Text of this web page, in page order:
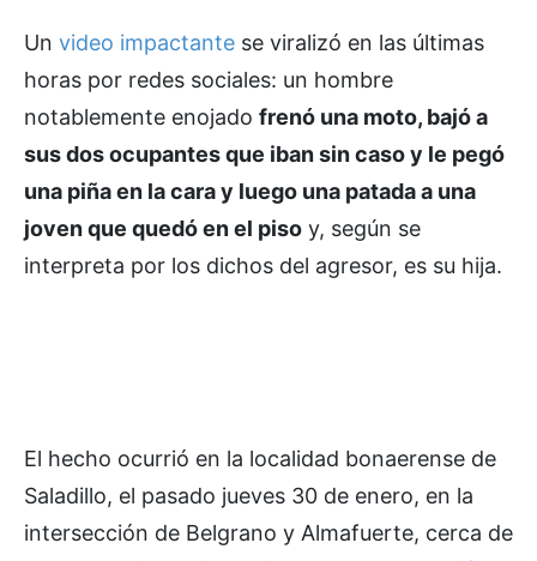
Un video impactante se viralizó en las últimas
horas por redes sociales: un hombre
notablemente enojado frenó una moto, bajó a
sus dos ocupantes que iban sin caso y le pegó
una piña en la cara y luego una patada a una
joven que quedó en el piso y, según se
interpreta por los dichos del agresor, es su hija.
El hecho ocurrió en la localidad bonaerense de
Saladillo, el pasado jueves 30 de enero, en la
intersección de Belgrano y Almafuerte, cerca de